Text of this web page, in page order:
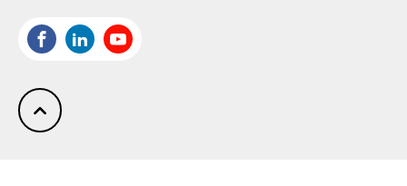
FacebookLinkedInYoutube